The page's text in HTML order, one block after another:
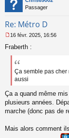
Passager
Re: Métro D
e
s
n
n
l
16 févr. 2025, 16:56
Fraberth :
Ça semble pas cher
aussi
Ça a quand même
plusieurs années.
marche (donc pas de
Mais alors comment